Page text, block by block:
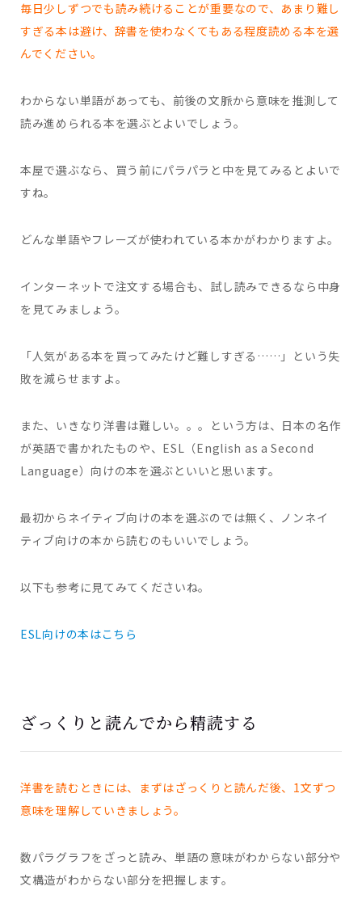
毎日少しずつでも読み続けることが重要なので、あまり難し
すぎる本は避け、辞書を使わなくてもある程度読める本を選
んでください。
わからない単語があっても、前後の文脈から意味を推測して
読み進められる本を選ぶとよいでしょう。
本屋で選ぶなら、買う前にパラパラと中を見てみるとよいで
すね。
どんな単語やフレーズが使われている本かがわかりますよ。
インターネットで注文する場合も、試し読みできるなら中身
を見てみましょう。
「人気がある本を買ってみたけど難しすぎる……」という失
敗を減らせますよ。
また、いきなり洋書は難しい。。。という方は、日本の名作
が英語で書かれたものや、ESL（English as a Second
Language）向けの本を選ぶといいと思います。
最初からネイティブ向けの本を選ぶのでは無く、ノンネイ
ティブ向けの本から読むのもいいでしょう。
以下も参考に見てみてくださいね。
ESL向けの本はこちら
ざっくりと読んでから精読する
洋書を読むときには、まずはざっくりと読んだ後、1文ずつ
意味を理解していきましょう。
数パラグラフをざっと読み、単語の意味がわからない部分や
文構造がわからない部分を把握します。